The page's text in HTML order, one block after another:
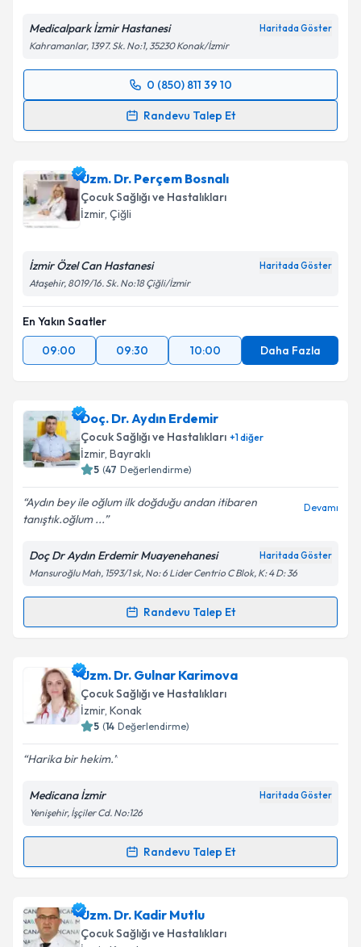
Medicalpark İzmir Hastanesi Haritada Göster
Kahramanlar, 1397. Sk. No:1, 35230 Konak/İzmir
0 (850) 811 39 10
Randevu Talep Et
Randevu Takvimi Talebi
için bir takvim hazırlandığında e-posta ile
bilgilendireceğiz.
E-posta Adresiniz
Kişisel verilerimin işlenmesine ilişkinAydınlatma
Metni
kapsamda işlenmesini kabul ediyorum.
Uzm. Dr. Perçem Bosnalı
Çocuk Sağlığı ve Hastalıkları
İzmir, Çiğli
İzmir Özel Can Hastanesi Haritada Göster
Ataşehir, 8019/16. Sk. No:18 Çiğli/İzmir
En Yakın Saatler
09:00
09:30 10:00 Daha Fazla
Doç. Dr. Aydın Erdemir
Çocuk Sağlığı ve Hastalıkları +1diğer
İzmir, Bayraklı
5 (47 Değerlendirme)
Aydın bey ile oğlum ilk doğduğu andan itibaren
tanıştık.oğlum ...
Devamı
Doç Dr Aydın Erdemir Muayenehanesi Haritada Göster
Mansuroğlu Mah, 1593/1 sk, No: 6 Lider Centrio C Blok, K: 4 D: 36
Randevu Talep Et
Randevu Takvimi Talebi
Doç. Dr. Aydın Erdemiriçin randevu takvimi talebi
oluşturun. Size bu uzmandan randevu almanız için bir
takvim hazırlandığında e-posta ile bilgilendireceğiz.
Kişisel verilerimin işlenmesine ilişkin
Metni'ni okudum ve kişisel verilerimin belirtilen
kapsamda işlenmesini kabul ediyorum.
Uzm. Dr. Gulnar Karimova
Çocuk Sağlığı ve Hastalıkları
İzmir, Konak
5 (14 Değerlendirme)
Harika bir hekim.
Medicana İzmir Haritada Göster
Yenişehir, İşçiler Cd. No:126
Randevu Talep Et
Randevu Takvimi Talebi
Uzm. Dr. Gulnar Karimovaiçin randevu takvimi
talebi oluşturun. Size bu uzmandan randevu almanız
Uzm. Dr. Kadir Mutlu
Çocuk Sağlığı ve Hastalıkları